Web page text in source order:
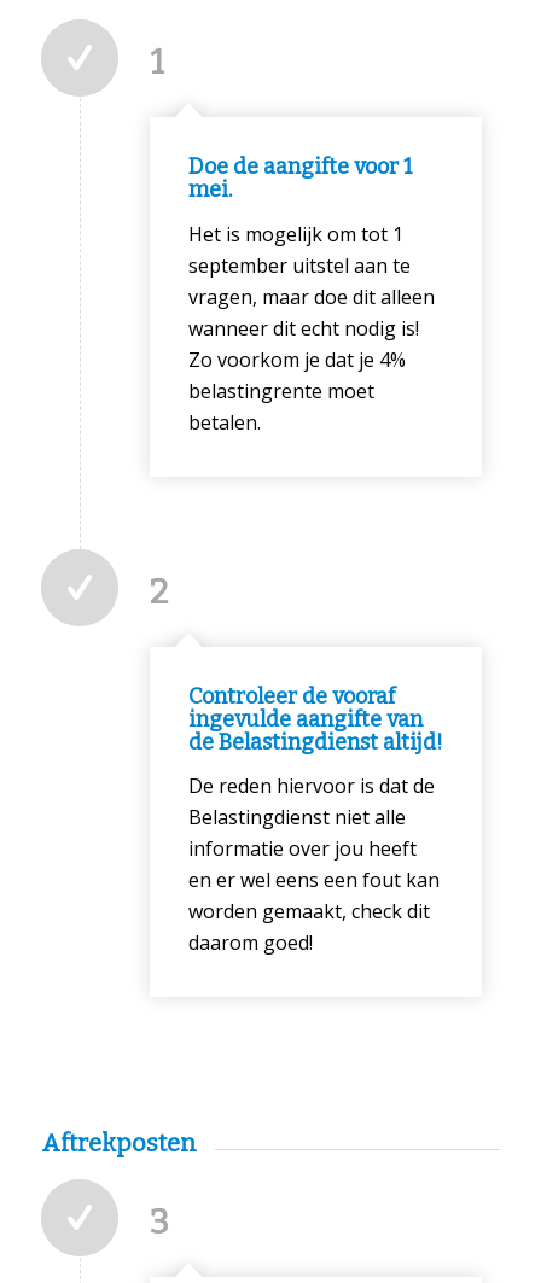
1
Doe de aangifte voor 1
mei.
Het is mogelijk om tot 1
september uitstel aan te
vragen, maar doe dit alleen
wanneer dit echt nodig is!
Zo voorkom je dat je 4%
belastingrente moet
betalen.
2
Controleer de vooraf
ingevulde aangifte van
de Belastingdienst altijd!
De reden hiervoor is dat de
Belastingdienst niet alle
informatie over jou heeft
en er wel eens een fout kan
worden gemaakt, check dit
daarom goed!
Aftrekposten
3